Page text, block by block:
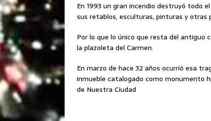
En 1993 un gran incendio destruyó todo
sus retablos, esculturas, pinturas y otras
Por lo que lo único que resta del
la plazoleta del Carmen.
En marzo de hace 32 años ocurrió esa
inmueble catalogado como monumento
de Nuestra Ciudad